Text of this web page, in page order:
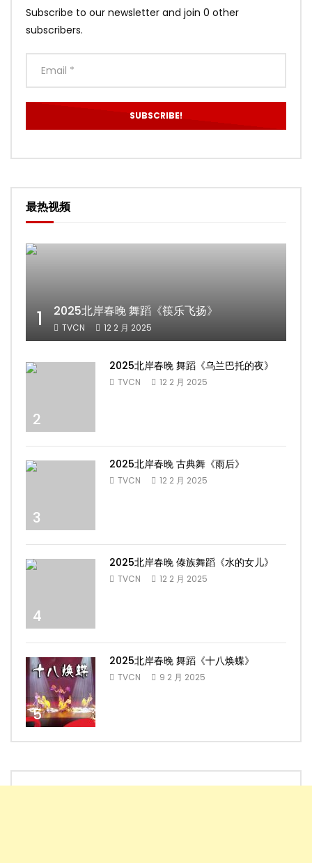
Subscribe to our newsletter and join 0 other
subscribers.
最热视频
1 2025北岸春晚 舞蹈《筷乐飞扬》
TVCN 12 2 月 2025
2
2025北岸春晚 舞蹈《乌兰巴托的夜》
TVCN 12 2 月 2025
3
2025北岸春晚 古典舞《雨后》
TVCN 12 2 月 2025
4
2025北岸春晚 傣族舞蹈《水的女儿》
TVCN 12 2 月 2025
5
2025北岸春晚 舞蹈《十八焕蝶》
TVCN 9 2 月 2025